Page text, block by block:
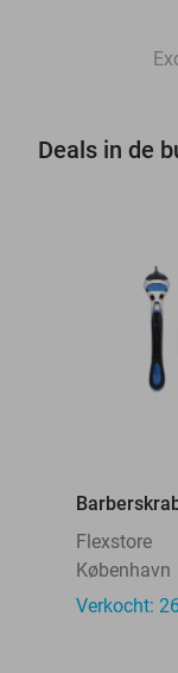
Deals in de
Flexstore
København
Verkocht: